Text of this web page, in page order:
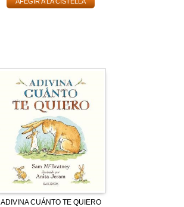
ADIVINA CUÁNTO TE QUIERO